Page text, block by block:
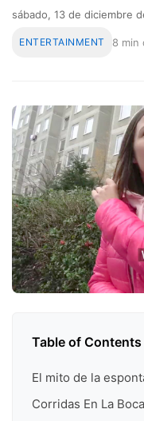
sábado, 13 de diciembre
ENTERTAINMENT 8 min
Table of Contents
El mito de la
Corridas En La Boca